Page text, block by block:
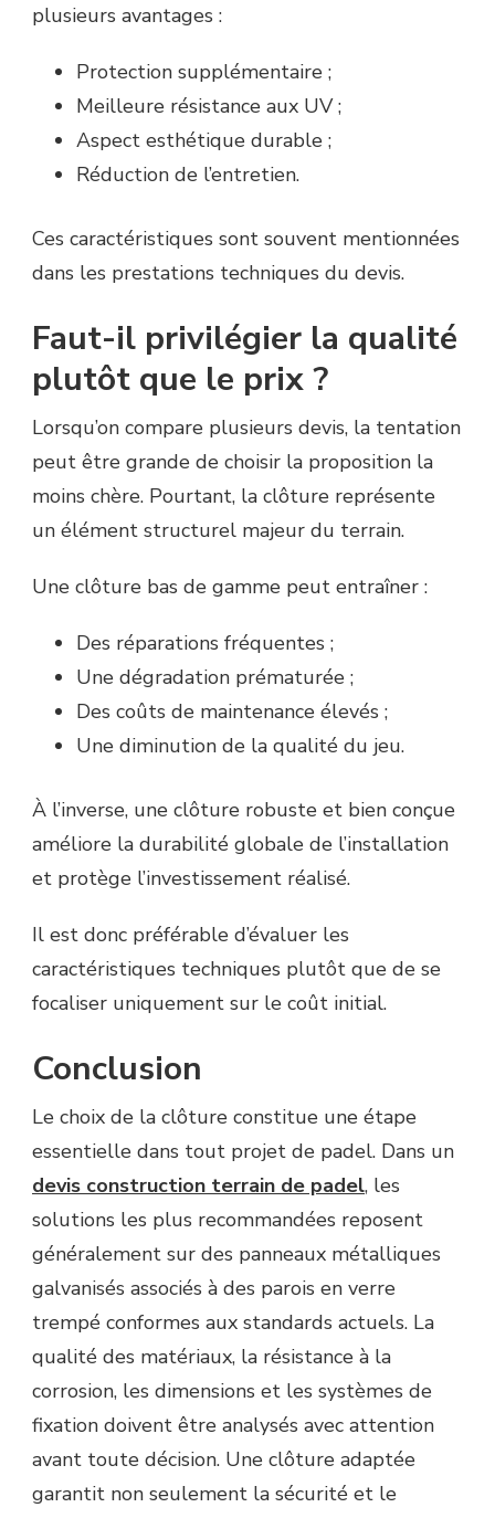
plusieurs avantages :
Protection supplémentaire ;
Meilleure résistance aux UV ;
Aspect esthétique durable ;
Réduction de l’entretien.
Ces caractéristiques sont souvent mentionnées
dans les prestations techniques du devis.
Faut-il privilégier la qualité
plutôt que le prix ?
Lorsqu’on compare plusieurs devis, la tentation
peut être grande de choisir la proposition la
moins chère. Pourtant, la clôture représente
un élément structurel majeur du terrain.
Une clôture bas de gamme peut entraîner :
Des réparations fréquentes ;
Une dégradation prématurée ;
Des coûts de maintenance élevés ;
Une diminution de la qualité du jeu.
À l’inverse, une clôture robuste et bien conçue
améliore la durabilité globale de l’installation
et protège l’investissement réalisé.
Il est donc préférable d’évaluer les
caractéristiques techniques plutôt que de se
focaliser uniquement sur le coût initial.
Conclusion
Le choix de la clôture constitue une étape
essentielle dans tout projet de padel. Dans un
devis construction terrain de padel, les
solutions les plus recommandées reposent
généralement sur des panneaux métalliques
galvanisés associés à des parois en verre
trempé conformes aux standards actuels. La
qualité des matériaux, la résistance à la
corrosion, les dimensions et les systèmes de
fixation doivent être analysés avec attention
avant toute décision. Une clôture adaptée
garantit non seulement la sécurité et le